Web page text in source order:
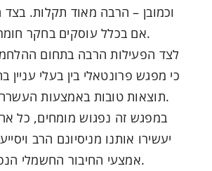
וכמובן – הרבה מאוד תקלות.
אם בכלל עוסקים בחקר חומרי לחם והלחמות.
לצד הפעילות הרבה בתחום
כי מפגש פרונטאלי בין בעלי עניין
תוצאות טובות באמצעות העשרה והפרייה הדדית.
במפגש זה נפגוש מומחים, כל
יעשירו אותנו מניסיונם הרב
אמצעי החיבור החשמלי הנפוץ ביותר בעולם.